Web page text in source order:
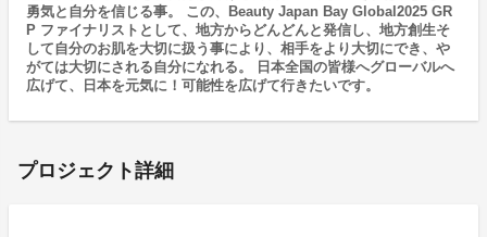
勇気と自分を信じる事。 この、Beauty Japan Bay Global2025 GR
P ファイナリストとして、地方からどんどんと発信し、地方創生そ
して自分のお肌を大切に扱う事により、相手をより大切にでき、や
がては大切にされる自分になれる。 日本全国の皆様へグローバルへ
広げて、日本を元気に！可能性を広げて行きたいです。
プロジェクト詳細